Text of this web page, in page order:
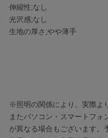
emmi
エミ
ETRÉ TOKYO
エトレトウキョウ
伸縮性;なし
光沢感;なし
生地の厚さ;やや薄手
※照明の関係により、実際よ
またパソコン・スマートフォ
が異なる場合もございます。